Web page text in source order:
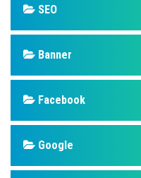
SEO
Banner
Facebook
Google